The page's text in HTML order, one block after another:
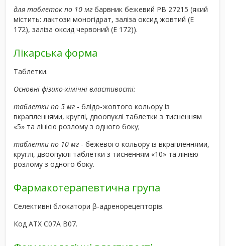
для таблеток по 10 мг барвник бежевий РВ 27215 (який
містить: лактози моногідрат, заліза оксид жовтий (Е
172), заліза оксид червоний (Е 172)).
Лікарська форма
Таблетки.
Основні фізико-хімічні властивості:
таблетки по 5 мг - блідо-жовтого кольору із
вкрапленнями, круглі, двоопуклі таблетки з тисненням
«5» та лінією розлому з одного боку;
таблетки по 10 мг - бежевого кольору із вкрапленнями,
круглі, двоопуклі таблетки з тисненням «10» та лінією
розлому з одного боку.
Фармакотерапевтична група
Селективні блокатори β-адренорецепторів.
Код АТХ С07А В07.